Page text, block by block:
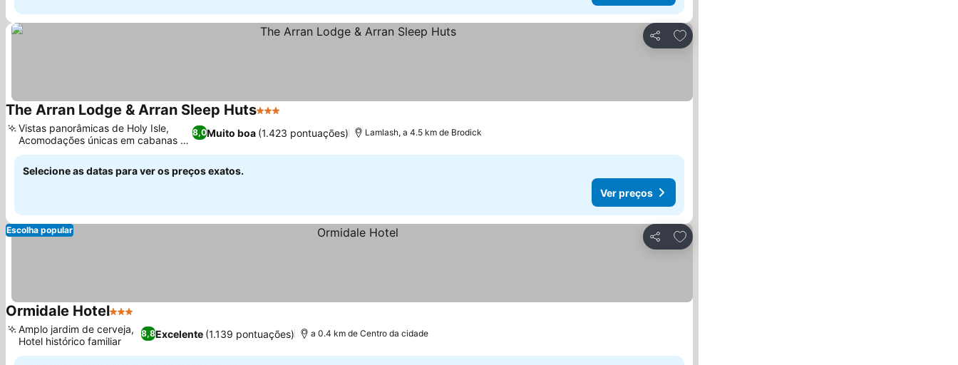
Partilhar
Adicionar aos favoritos
The Arran Lodge & Arran Sleep Huts3 Estrelas
8,0Muito boa (1.423 pontuações)
Vistas panorâmicas de Holy Isle,
Acomodações únicas em cabanas de
dormir
Lamlash, a 4.5 km de Brodick
Selecione as datas para ver os preços exatos.
Ver preços
Partilhar
Adicionar aos favoritos
Escolha popular
Ormidale Hotel3 Estrelas
8,8Excelente (1.139 pontuações)
Amplo jardim de cerveja,
Hotel histórico familiar
a 0.4 km de Centro da cidade